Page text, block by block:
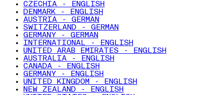
CZECHIA - ENGLISH
DENMARK - ENGLISH
AUSTRIA - GERMAN
SWITZERLAND - GERMAN
GERMANY - GERMAN
INTERNATIONAL - ENGLISH
UNITED ARAB EMIRATES - ENGLISH
AUSTRALIA - ENGLISH
CANADA - ENGLISH
GERMANY - ENGLISH
UNITED KINGDOM - ENGLISH
NEW ZEALAND - ENGLISH